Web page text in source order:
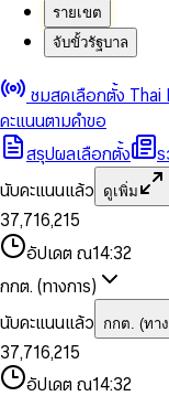
รายเขต
จับขั้วรัฐบาล
ชมสดเลือกตั้ง Thai
คะแนนตามคำขอ
สรุปผลเลือกตั้ง
นับคะแนนแล้ว
ดูเพิ่ม
0
1
2
3
4
5
6
8
9
0
1
2
3
4
5
6
7
8
9
,
0
1
2
4
6
7
8
9
0
1
2
3
4
5
6
7
8
9
0
1
3
5
6
7
8
9
,
1
2
4
5
7
8
9
0
1
3
4
6
7
8
9
0
2
3
4
5
7
8
อัปเดต ณ14:32
กกต. (ทางการ)
นับคะแนนแล้ว
กกต. (ทา
0
1
2
3
4
5
0
1
2
4
5
6
7
8
9
,
0
1
2
4
6
7
8
9
0
1
2
3
0
1
3
5
6
7
8
,
1
2
4
0
1
3
0
2
3
4
5
7
อัปเดต ณ14:32